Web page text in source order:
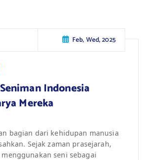
Feb, Wed, 2025
Indonesia
Mereka
bagian dari kehidupan manusia
Sejak zaman prasejarah,
seni sebagai